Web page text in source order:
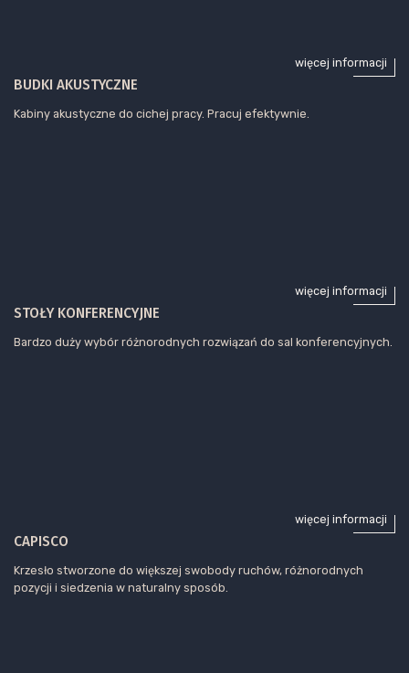
więcej informacji
BUDKI AKUSTYCZNE
Kabiny akustyczne do cichej pracy. Pracuj efektywnie.
więcej informacji
STOŁY KONFERENCYJNE
Bardzo duży wybór różnorodnych rozwiązań do sal konferencyjnych.
więcej informacji
CAPISCO
Krzesło stworzone do większej swobody ruchów, różnorodnych
pozycji i siedzenia w naturalny sposób.